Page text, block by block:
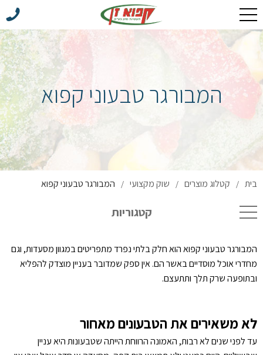
המבורגר טבעוני קפוא
בית / קטלוג מוצרים / שוק מקצועי / המבורגר טבעוני קפוא
קטגוריות
המבורגר טבעוני קפוא הוא חלק בלתי נפרד מתפריטים במגוון מסעדות, וגם
מחדרי אוכל מוסדיים באשר הם. אין ספק שמדובר בעניין מוצדק להפליא
ובתופעה שרק תלך ותתעצם.
לא משאירים את הטבעונים מאחור
עד לפני שנים לא רבות, האמונה הרווחת הייתה שטבעונות היא עניין